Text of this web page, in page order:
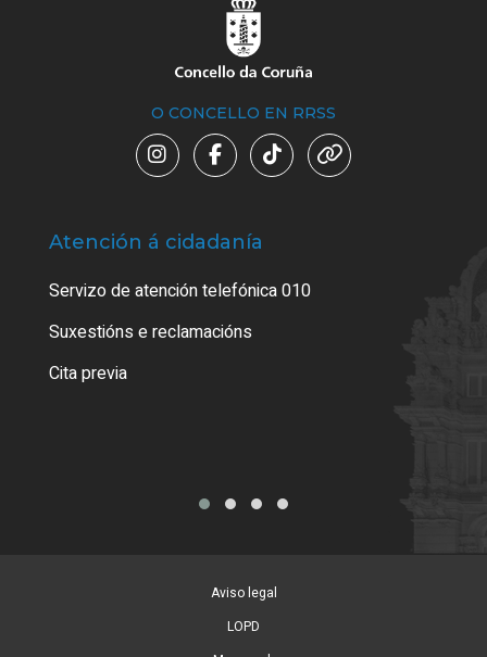
O CONCELLO EN RRSS
Atención á cidadanía
Servizo de atención telefónica 010
Suxestións e reclamacións
Cita previa
Aviso legal
LOPD